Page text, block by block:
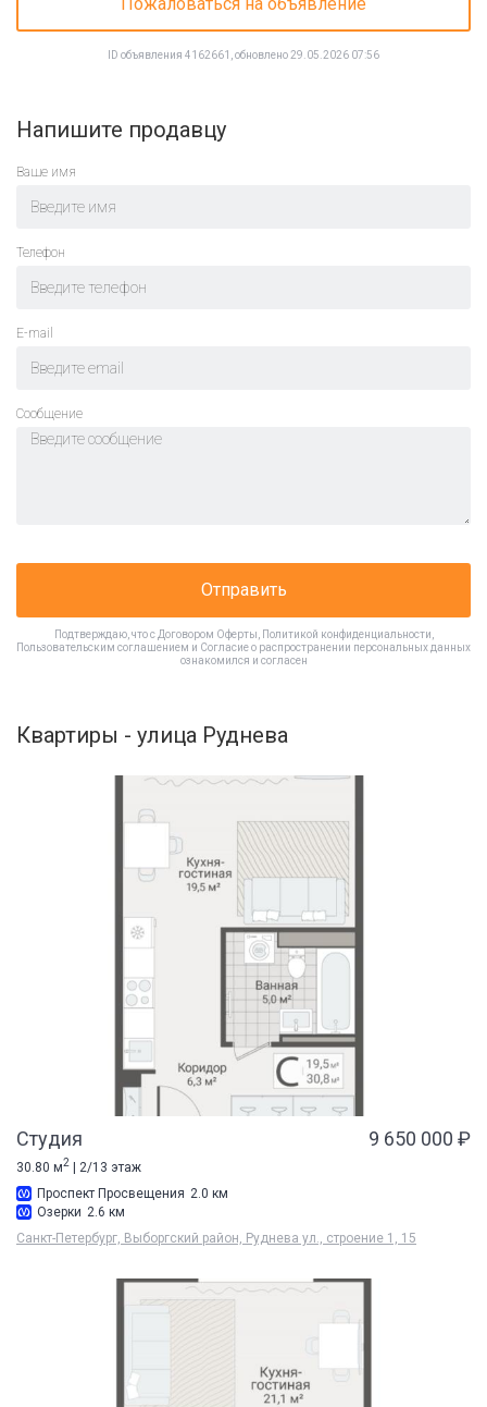
ID объявления 4162661, обновлено 29.05.2026 07:56
Напишите продавцу
Ваше имя
Телефон
E-mail
Cообщение
Отправить
Подтверждаю, что с Договором Оферты Политикой конфиденциальности
Пользовательским соглашением и Согласие о распространении персональных данных
ознакомился и согласен
Квартиры - улица Руднева
Студия 9 650 000 ₽
30.80 м2
| 2/13 этаж
Проспект Просвещения 2.0 км
Озерки 2.6 км
Санкт-Петербург, Выборгский район, Руднева ул., строение 1, 15